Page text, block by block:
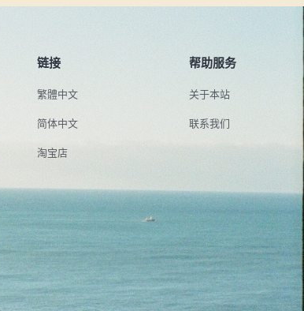
链接
繁體中文
简体中文
淘宝店
帮助服务
关于本站
联系我们